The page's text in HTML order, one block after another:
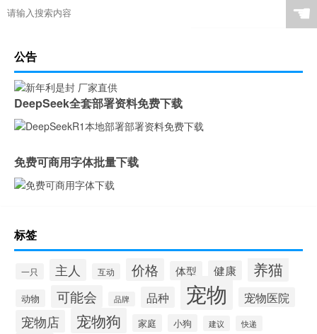
☚
公告
DeepSeek全套部署资料免费下载
免费可商用字体批量下载
标签
一只 主人 互动 价格 体型 健康 养猫
动物 可能会 品牌 品种 宠物 宠物医院
宠物店 宠物狗 家庭 小狗 建议 快递